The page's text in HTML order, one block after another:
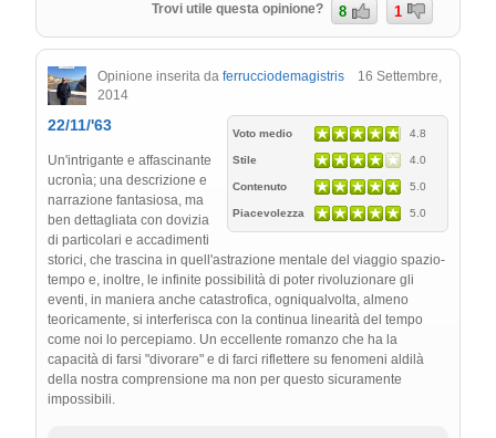
Trovi utile questa opinione? 8 1
Opinione inserita da ferrucciodemagistris 16 Settembre,
2014
Voto medio 4.8
Stile 4.0
Contenuto 5.0
Piacevolezza 5.0
22/11/'63
Un'intrigante e affascinante
ucronìa; una descrizione e
narrazione fantasiosa, ma
ben dettagliata con dovizia
di particolari e accadimenti
storici, che trascina in quell'astrazione mentale del viaggio spazio-
tempo e, inoltre, le infinite possibilità di poter rivoluzionare gli
eventi, in maniera anche catastrofica, ogniqualvolta, almeno
teoricamente, si interferisca con la continua linearità del tempo
come noi lo percepiamo. Un eccellente romanzo che ha la
capacità di farsi "divorare" e di farci riflettere su fenomeni aldilà
della nostra comprensione ma non per questo sicuramente
impossibili.